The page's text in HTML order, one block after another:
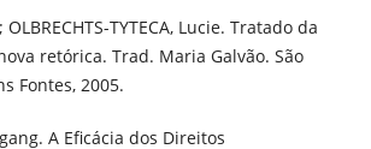
OLBRECHTS-TYTECA, Lucie. Tratado da
retórica. Trad. Maria Galvão. São
Fontes, 2005.
A Eficácia dos Direitos